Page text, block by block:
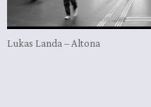
Lukas Landa – Altona